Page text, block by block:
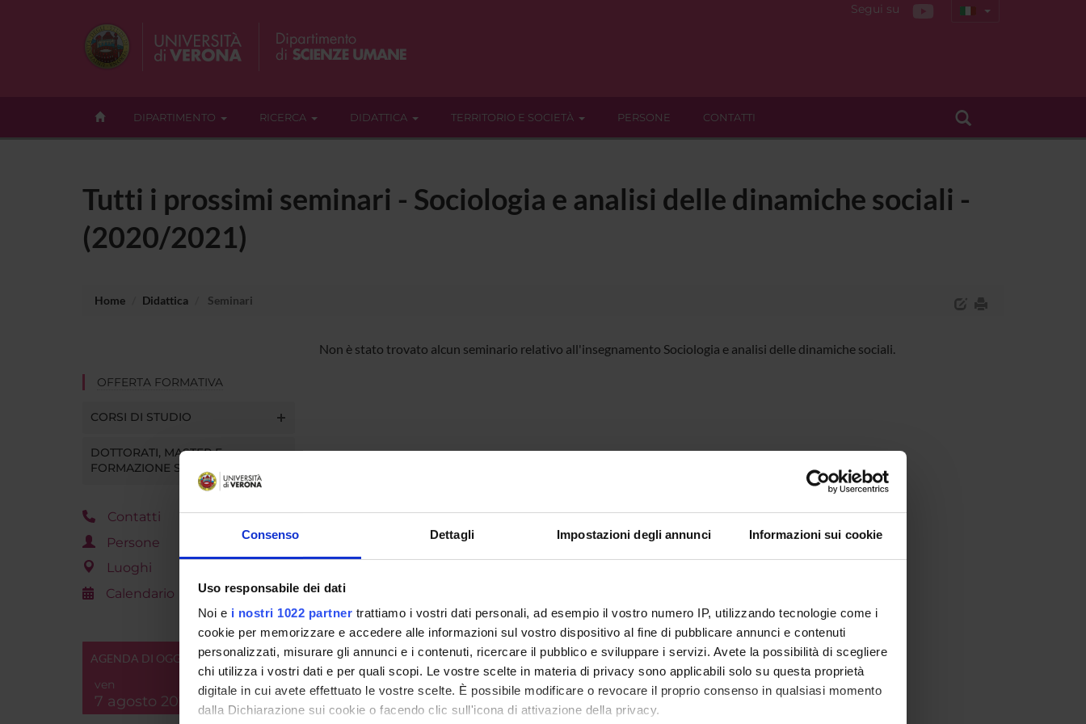
Consenso Dettagli Impostazioni degli annunci Informazioni sui cookie
Uso responsabile dei dati
Noi e i nostri 1022 partner trattiamo i vostri dati personali, ad esempio il vostro numero IP, utilizzando tecnologie come i
cookie per memorizzare e accedere alle informazioni sul vostro dispositivo al fine di pubblicare annunci e contenuti
personalizzati, misurare gli annunci e i contenuti, ricercare il pubblico e sviluppare i servizi. Avete la possibilità di scegliere
chi utilizza i vostri dati e per quali scopi. Le vostre scelte in materia di privacy sono applicabili solo su questa proprietà
digitale in cui avete effettuato le vostre scelte. È possibile modificare o revocare il proprio consenso in qualsiasi momento
dalla Dichiarazione sui cookie o facendo clic sull'icona di attivazione della privacy.
Segui su
DIPARTIMENTO RICERCA DIDATTICA TERRITORIO E SOCIETÀ PERSONE CONTATTI
Tutti i prossimi seminari - Sociologia e analisi delle dinamiche sociali -
(2020/2021)
Home Didattica Seminari
OFFERTA FORMATIVA
CORSI DI STUDIO
DOTTORATI, MASTER E
FORMAZIONE SUPERIORE
Contatti
Persone
Luoghi
Calendario
AGENDA DI OGGI
ven
7 agosto 2026
Non è stato trovato alcun seminario relativo all'insegnamento Sociologia e analisi delle dinamiche sociali.